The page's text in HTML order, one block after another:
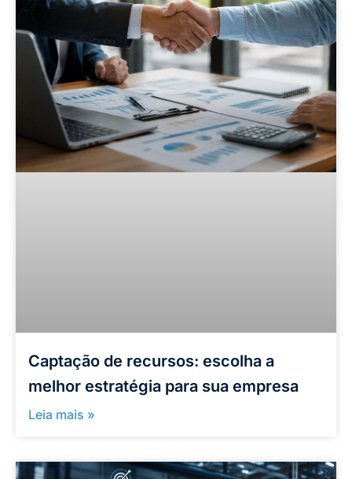
Captação de recursos: escolha a
melhor estratégia para sua empresa
Leia mais »